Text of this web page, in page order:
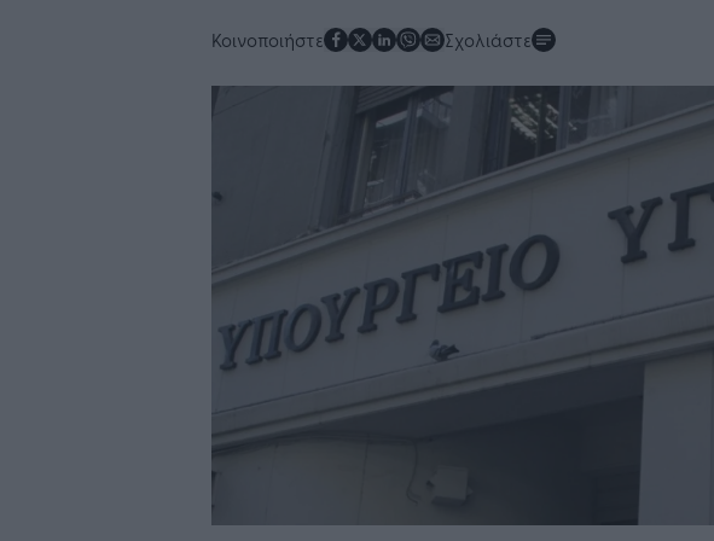
Κοινοποιήστε Σχολιάστε